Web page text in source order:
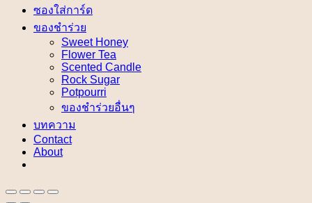
ซองใส่การ์ด
ของชำร่วย
Sweet Honey
Flower Tea
Scented Candle
Rock Sugar
Potpourri
ของชำร่วยอื่นๆ
บทความ
Contact
About